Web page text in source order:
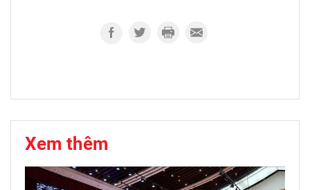
Xem thêm